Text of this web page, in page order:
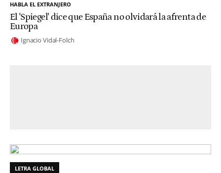
HABLA EL EXTRANJERO
El 'Spiegel' dice que España no olvidará la afrenta de
Europa
Ignacio Vidal-Folch
LETRA GLOBAL